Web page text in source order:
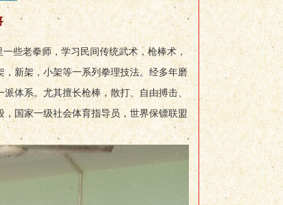
些老拳师，学习民间传统武术，枪棒术，
新架，小架等一系列拳理技法。经多年磨
体系。尤其擅长枪棒，散打、自由搏击、
国家一级社会体育指导员，世界保镖联盟